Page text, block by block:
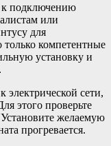
к подключению
или
для
компетентные
установку и
электрической сети,
этого проверьте
желаемую
прогревается.